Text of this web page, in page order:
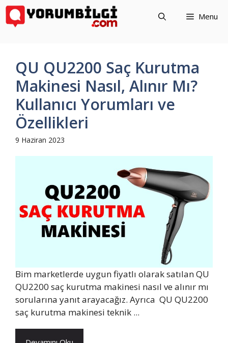
İçeriğe
atla
Menu
QU QU2200 Saç Kurutma
Makinesi Nasıl, Alınır Mı?
Kullanıcı Yorumları ve
Özellikleri
9 Haziran 2023
Bim marketlerde uygun fiyatlı olarak satılan QU
QU2200 saç kurutma makinesi nasıl ve alınır mı
sorularına yanıt arayacağız. Ayrıca QU QU2200
saç kurutma makinesi teknik ...